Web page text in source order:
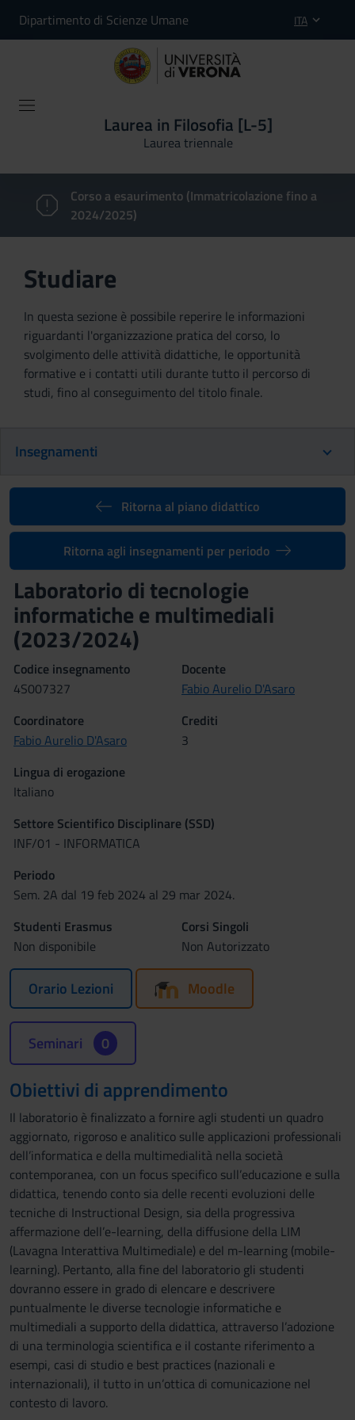
Dipartimento di Scienze Umane ITA
Laurea in Filosofia [L-5]
Laurea triennale
Corso a esaurimento (Immatricolazione fino a
2024/2025)
Studiare
In questa sezione è possibile reperire le informazioni
riguardanti l'organizzazione pratica del corso, lo
svolgimento delle attività didattiche, le opportunità
formative e i contatti utili durante tutto il percorso di
studi, fino al conseguimento del titolo finale.
Insegnamenti
Ritorna al piano didattico
Ritorna agli insegnamenti per periodo
Laboratorio di tecnologie
informatiche e multimediali
(2023/2024)
Codice insegnamento
4S007327
Docente
Fabio Aurelio D'Asaro
Coordinatore
Fabio Aurelio D'Asaro
Crediti
3
Lingua di erogazione
Italiano
Settore Scientifico Disciplinare (SSD)
INF/01 - INFORMATICA
Periodo
Sem. 2A dal 19 feb 2024 al 29 mar 2024.
Studenti Erasmus
Non disponibile
Corsi Singoli
Non Autorizzato
Orario Lezioni Moodle
Seminari 0
Obiettivi di apprendimento
Il laboratorio è finalizzato a fornire agli studenti un quadro
aggiornato, rigoroso e analitico sulle applicazioni professionali
dell’informatica e della multimedialità nella società
contemporanea, con un focus specifico sull’educazione e sulla
didattica, tenendo conto sia delle recenti evoluzioni delle
tecniche di Instructional Design, sia della progressiva
affermazione dell’e-learning, della diffusione della LIM
(Lavagna Interattiva Multimediale) e del m-learning (mobile-
learning). Pertanto, alla fine del laboratorio gli studenti
dovranno essere in grado di elencare e descrivere
puntualmente le diverse tecnologie informatiche e
multimediali a supporto della didattica, attraverso l’adozione
di una terminologia scientifica e il costante riferimento a
esempi, casi di studio e best practices (nazionali e
internazionali), il tutto in un’ottica di comunicazione nel
contesto di lavoro.